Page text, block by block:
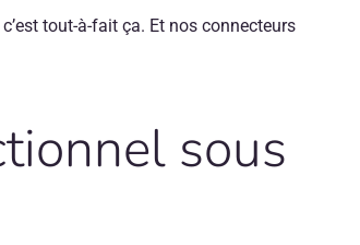
tout-à-fait ça. Et nos connecteurs
sous